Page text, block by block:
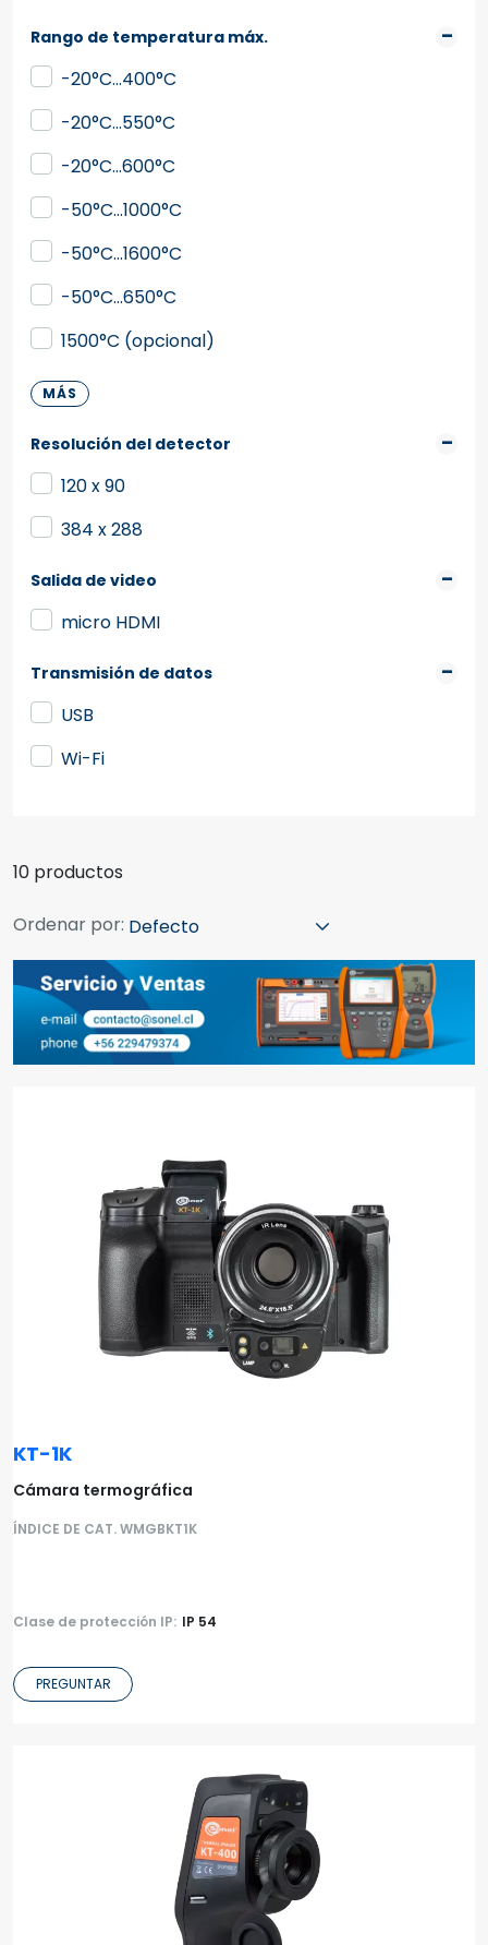
Rango de temperatura máx.
-20°C...400°C
-20°C...550°C
-20°C…600°C
-50°C…1000°C
-50°C…1600°C
-50°C…650°C
1500°C (opcional)
MÁS
Resolución del detector
120 x 90
384 x 288
Salida de video
micro HDMI
Transmisión de datos
USB
Wi-Fi
10 productos
Ordenar por:
KT-1K
Cámara termográfica
ÍNDICE DE CAT. WMGBKT1K
Clase de protección IP: IP 54
PREGUNTAR